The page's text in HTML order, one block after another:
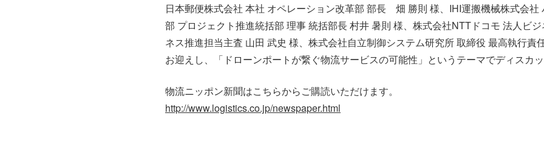
日本郵便株式会社 本社 オペレーション改革部 部長 畑 勝則 様、IHI運搬機械株式会社
部 プロジェクト推進統括部 理事 統括部長 村井 暑則 様、株式会社NTTドコモ 法人ビ
ネス推進担当主査 山田 武史 様、株式会社自立制御システム研究所 取締役 最高執行責
お迎えし、「ドローンポートが繋ぐ物流サービスの可能性」というテーマでディスカ
物流ニッポン新聞はこちらからご購読いただけます。
http://www.logistics.co.jp/newspaper.html